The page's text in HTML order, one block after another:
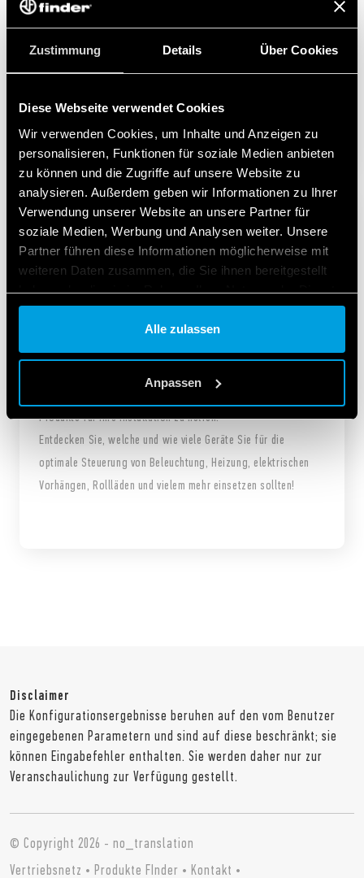
Zustimmung Details Über Cookies
Diese Webseite verwendet Cookies
Wir verwenden Cookies, um Inhalte und Anzeigen zu
personalisieren, Funktionen für soziale Medien anbieten
zu können und die Zugriffe auf unsere Website zu
analysieren. Außerdem geben wir Informationen zu Ihrer
Verwendung unserer Website an unsere Partner für
soziale Medien, Werbung und Analysen weiter. Unsere
Partner führen diese Informationen möglicherweise mit
weiteren Daten zusammen, die Sie ihnen bereitgestellt
haben oder die sie im Rahmen Ihrer Nutzung der Dienste
gesammelt haben.
Cookie policy.
Alle zulassen
Anpassen
Beleuchtung in Schaltschränken zu erreichen.
Leuchten für Ihre Anwendung am besten geeignet sind.
KONFIGURATIONSTOOL FÜR
Das ideale Werkzeug, um Ihnen bei der Auswahl geeigneter
Produkte für Ihre Installation zu helfen.
Entdecken Sie, welche und wie viele Geräte Sie für die
optimale Steuerung von Beleuchtung, Heizung, elektrischen
Vorhängen, Rollläden und vielem mehr einsetzen sollten!
Disclaimer
Die Konfigurationsergebnisse beruhen auf den vom Benutzer
eingegebenen Parametern und sind auf diese beschränkt; sie
können Eingabefehler enthalten. Sie werden daher nur zur
Veranschaulichung zur Verfügung gestellt.
© Copyright 2026 - no_translation
Vertriebsnetz • Produkte FInder • Kontakt •